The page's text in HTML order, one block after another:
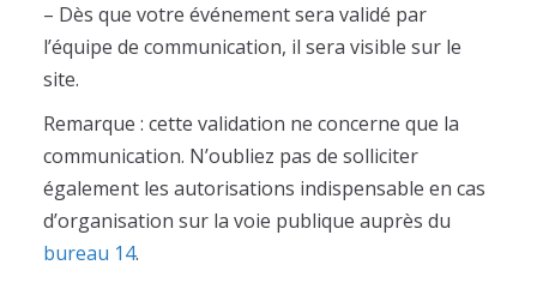
– Dès que votre événement sera validé par
l’équipe de communication, il sera visible sur le
site.
Remarque : cette validation ne concerne que la
communication. N’oubliez pas de solliciter
également les autorisations indispensable en cas
d’organisation sur la voie publique auprès du
bureau 14.